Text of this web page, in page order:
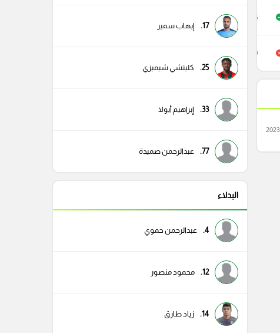
26
20
17. إيهاب سمير
25. كليتشي شيميزي
33. إبراهيم أيولا
77. عبدالرحمن صميدة
البدلاء
4. عبدالرحمن حموي
12. محمود منصور
14. زياد طارق